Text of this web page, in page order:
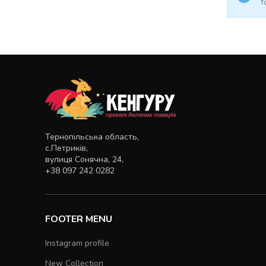
Тернопільська область,
с.Петриків,
вулиця Сонячна, 24,
+38 097 242 0282
FOOTER MENU
Instagram profile
New Collection